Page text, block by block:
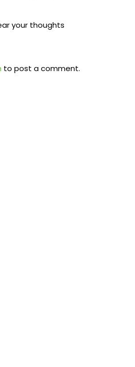
your thoughts
to post a comment.